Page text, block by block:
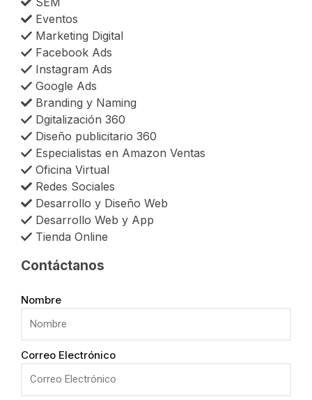
Eventos
Marketing Digital
Facebook Ads
Instagram Ads
Google Ads
Branding y Naming
Dgitalización 360
Diseño publicitario 360
Especialistas en Amazon Ventas
Oficina Virtual
Redes Sociales
Desarrollo y Diseño Web
Desarrollo Web y App
Tienda Online
Contáctanos
Nombre
Correo Electrónico